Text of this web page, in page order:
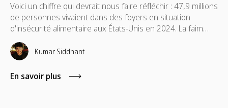
Voici un chiffre qui devrait nous faire réfléchir : 47,9 millions
de personnes vivaient dans des foyers en situation
d'insécurité alimentaire aux États-Unis en 2024. La faim
n'est pas un problème ponctuel, et le soutien ne devrait
pas l'être non plus. Découvrez des idées de dons que
votre équipe peut maintenir pour faire une réelle
différence.
Kumar Siddhant
En savoir plus